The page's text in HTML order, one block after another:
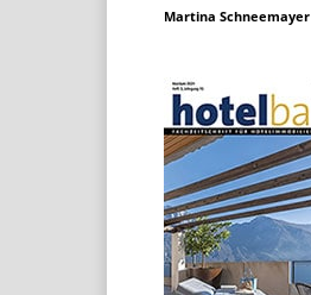
Martina Schneemayer